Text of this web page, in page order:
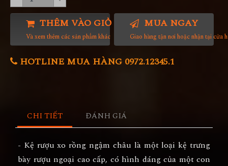
THÊM VÀO GIỎ HÀNG
Và xem thêm các sản phẩm khác
MUA NGAY
Giao hàng tận nơi hoặc nhận tại cửa
HOTLINE MUA HÀNG 0972.12345.1
CHI TIẾT ĐÁNH GIÁ
- Kệ rượu xo rồng ngậm châu là một loại kệ trưng
bày rượu ngoại cao cấp, có hình dáng của một con